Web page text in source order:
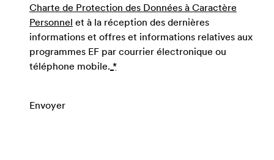
Charte de Protection des Données à Caractère
Personnel et à la réception des dernières
informations et offres et informations relatives aux
programmes EF par courrier électronique ou
téléphone mobile. *
Envoyer